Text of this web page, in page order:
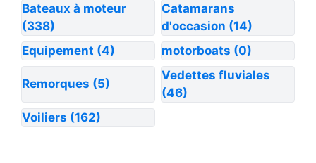
Bateaux à moteur
(338)
Catamarans
d'occasion (14)
Equipement (4) motorboats (0)
Remorques (5)
Vedettes fluviales
(46)
Voiliers (162)